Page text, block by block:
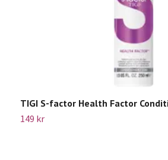
TIGI S-factor Health Factor
149 kr